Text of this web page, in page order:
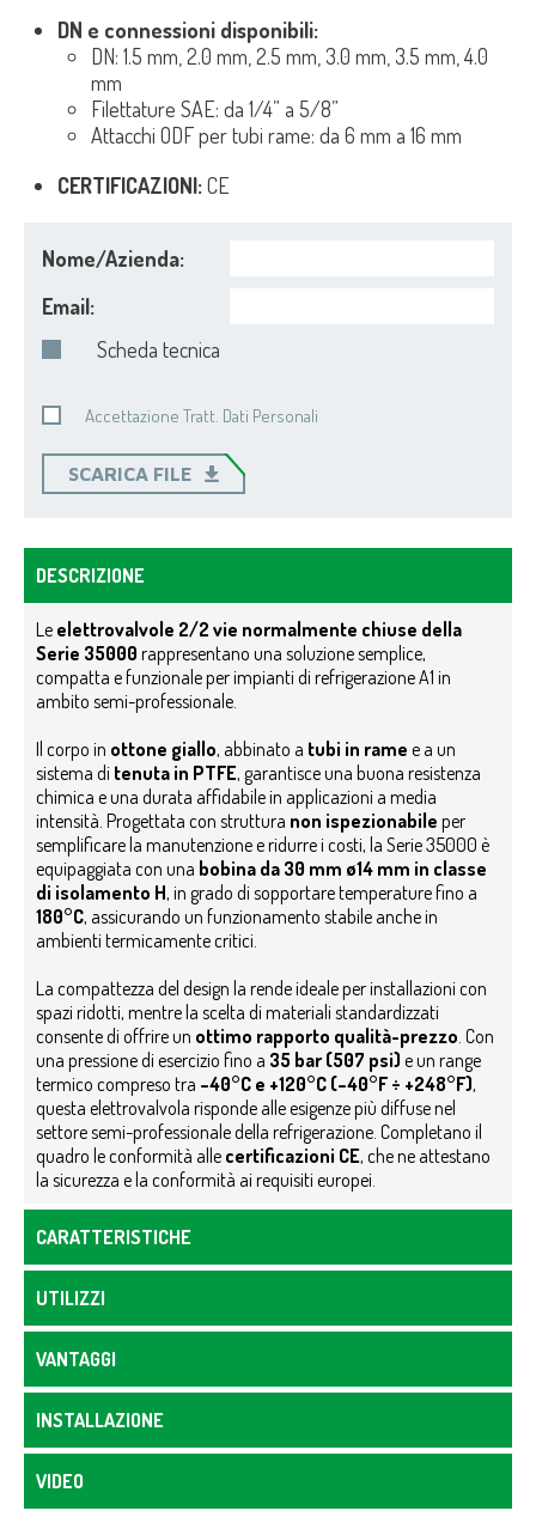
DN e connessioni disponibili:
DN: 1.5 mm, 2.0 mm, 2.5 mm, 3.0 mm, 3.5 mm, 4.0
mm
Filettature SAE: da 1/4” a 5/8”
Attacchi ODF per tubi rame: da 6 mm a 16 mm
CERTIFICAZIONI:CE
Nome/Azienda:
Email:
Scheda tecnica
Accettazione Tratt. Dati Personali
SCARICA FILE
DESCRIZIONE
Le elettrovalvole 2/2 vie normalmente chiuse della
Serie 35000 rappresentano una soluzione semplice,
compatta e funzionale per impianti di refrigerazione A1 in
ambito semi-professionale.
Il corpo in ottone giallo, abbinato a tubi in rame e a un
sistema di tenuta in PTFE, garantisce una buona resistenza
chimica e una durata affidabile in applicazioni a media
intensità. Progettata con struttura non ispezionabile per
semplificare la manutenzione e ridurre i costi, la Serie 35000 è
equipaggiata con una bobina da 30 mm ø14 mm in classe
di isolamento H, in grado di sopportare temperature fino a
180°C, assicurando un funzionamento stabile anche in
ambienti termicamente critici.
La compattezza del design la rende ideale per installazioni con
spazi ridotti, mentre la scelta di materiali standardizzati
consente di offrire un ottimo rapporto qualità-prezzo . Con
una pressione di esercizio fino a 35 bar (507 psi) e un range
termico compreso tra –40°C e +120°C (–40°F ÷ +248°F),
questa elettrovalvola risponde alle esigenze più diffuse nel
settore semi-professionale della refrigerazione. Completano il
quadro le conformità alle certificazioni CE, che ne attestano
la sicurezza e la conformità ai requisiti europei.
CARATTERISTICHE
UTILIZZI
VANTAGGI
INSTALLAZIONE
VIDEO